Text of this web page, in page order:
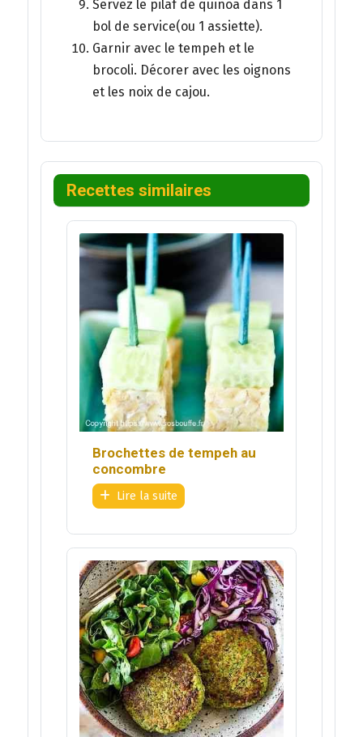
Servez le pilaf de quinoa dans 1
bol de service(ou 1 assiette).
Garnir avec le tempeh et le
brocoli. Décorer avec les oignons
et les noix de cajou.
Recettes similaires
Brochettes de tempeh au
concombre
Lire la suite